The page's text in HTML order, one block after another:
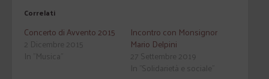
Correlati
Concerto di Avvento 2015
2 Dicembre 2015
In "Musica"
Incontro con Monsignor
Mario Delpini
27 Settembre 2019
In "Solidarietà e sociale"